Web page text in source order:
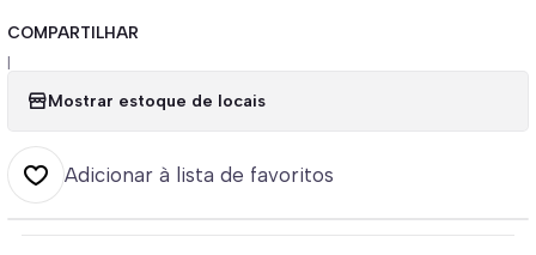
COMPARTILHAR
|
Mostrar estoque de locais
Adicionar à lista de favoritos